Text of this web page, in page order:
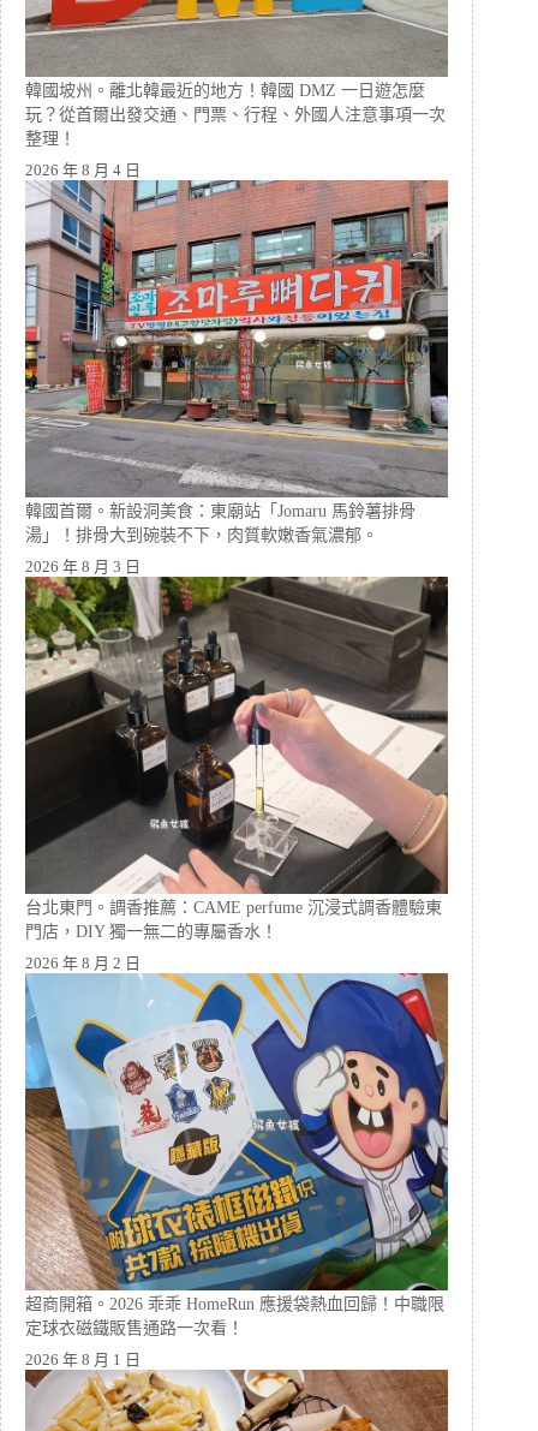
韓國坡州。離北韓最近的地方！韓國 DMZ 一日遊怎麼
玩？從首爾出發交通、門票、行程、外國人注意事項一次
整理！
2026 年 8 月 4 日
韓國首爾。新設洞美食：東廟站「Jomaru 馬鈴薯排骨
湯」！排骨大到碗裝不下，肉質軟嫩香氣濃郁。
2026 年 8 月 3 日
台北東門。調香推薦：CAME perfume 沉浸式調香體驗東
門店，DIY 獨一無二的專屬香水！
2026 年 8 月 2 日
超商開箱。2026 乖乖 HomeRun 應援袋熱血回歸！中職限
定球衣磁鐵販售通路一次看！
2026 年 8 月 1 日